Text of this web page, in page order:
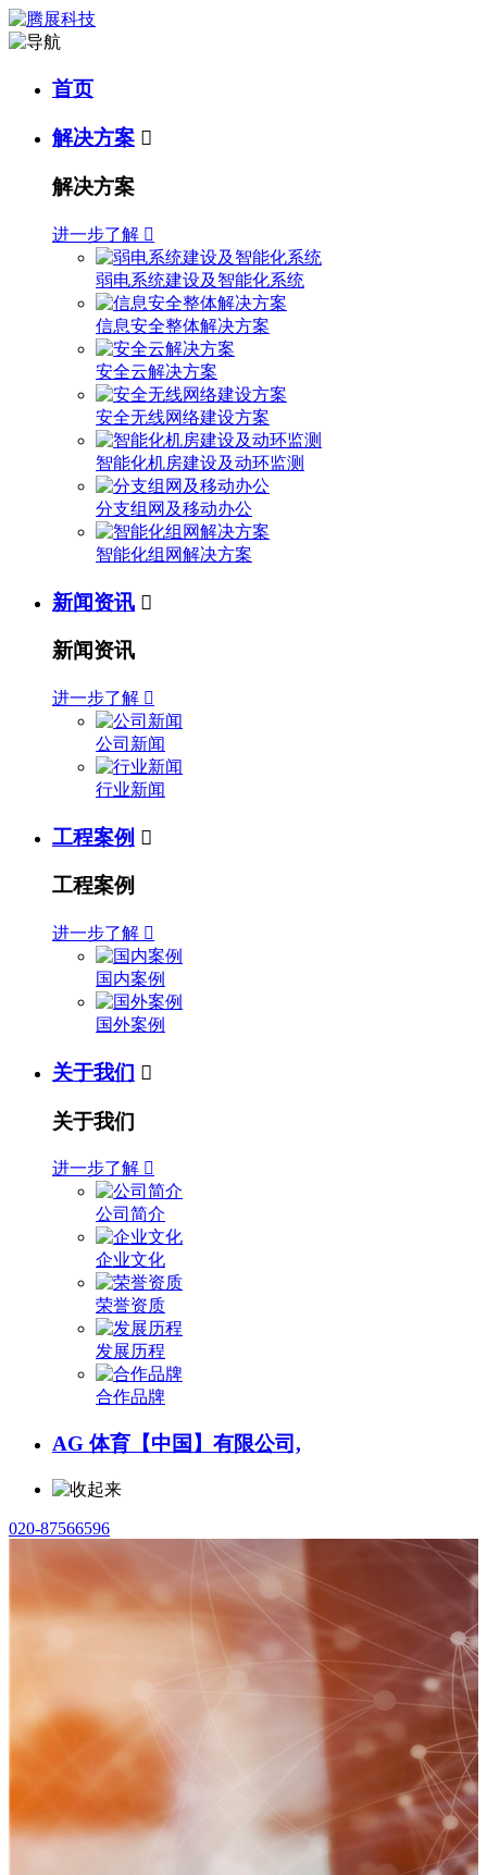
首页
解决方案 
解决方案
进一步了解 
弱电系统建设及智能化系统
信息安全整体解决方案
安全云解决方案
安全无线网络建设方案
智能化机房建设及动环监测
分支组网及移动办公
智能化组网解决方案
新闻资讯 
新闻资讯
进一步了解 
公司新闻
行业新闻
工程案例 
工程案例
进一步了解 
国内案例
国外案例
关于我们 
关于我们
进一步了解 
公司简介
企业文化
荣誉资质
发展历程
合作品牌
AG 体育【中国】有限公司,
020-87566596